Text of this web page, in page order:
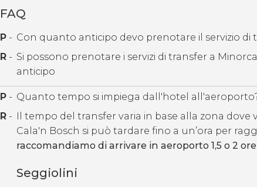
FAQ
P - Con quanto anticipo devo prenotare il servizio di
R - Si possono prenotare i servizi di transfer a
anticipo
P - Quanto tempo si impiega dall'hotel
R - Il tempo del transfer varia in base alla zona dove
Cala'n Bosch si può tardare fino a un’ora per
raccomandiamo di arrivare in aeroporto 1,5 o 2
Seggiolini